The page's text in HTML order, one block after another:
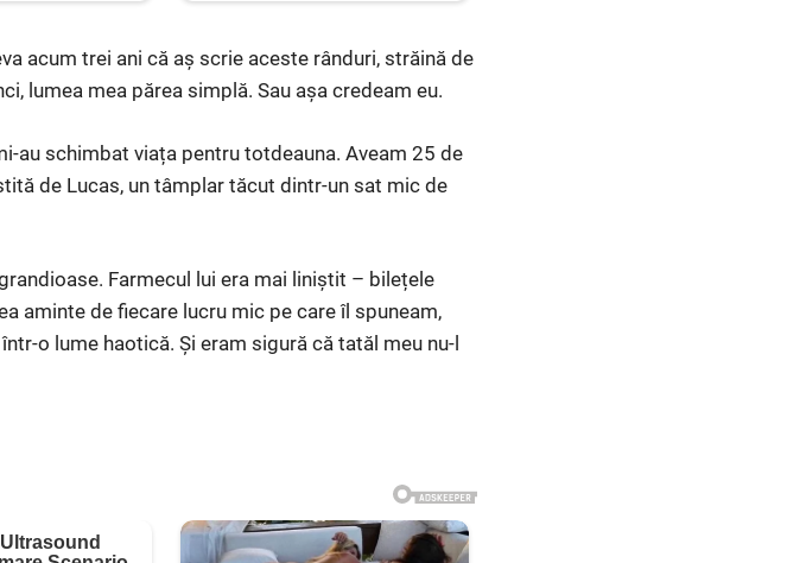
acum trei ani că aș scrie aceste rânduri, străină de
lumea mea părea simplă. Sau așa credeam eu.
au schimbat viața pentru totdeauna. Aveam 25 de
de Lucas, un tâmplar tăcut dintr-un sat mic de
Farmecul lui era mai liniștit – bilețele
aminte de fiecare lucru mic pe care îl spuneam,
o lume haotică. Și eram sigură că tatăl meu nu-l